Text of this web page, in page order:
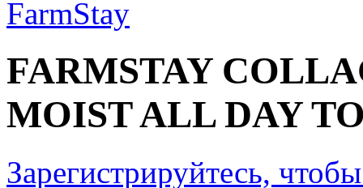
FARMSTAY
MOIST ALL DAY
Зарегистрируйтесь,